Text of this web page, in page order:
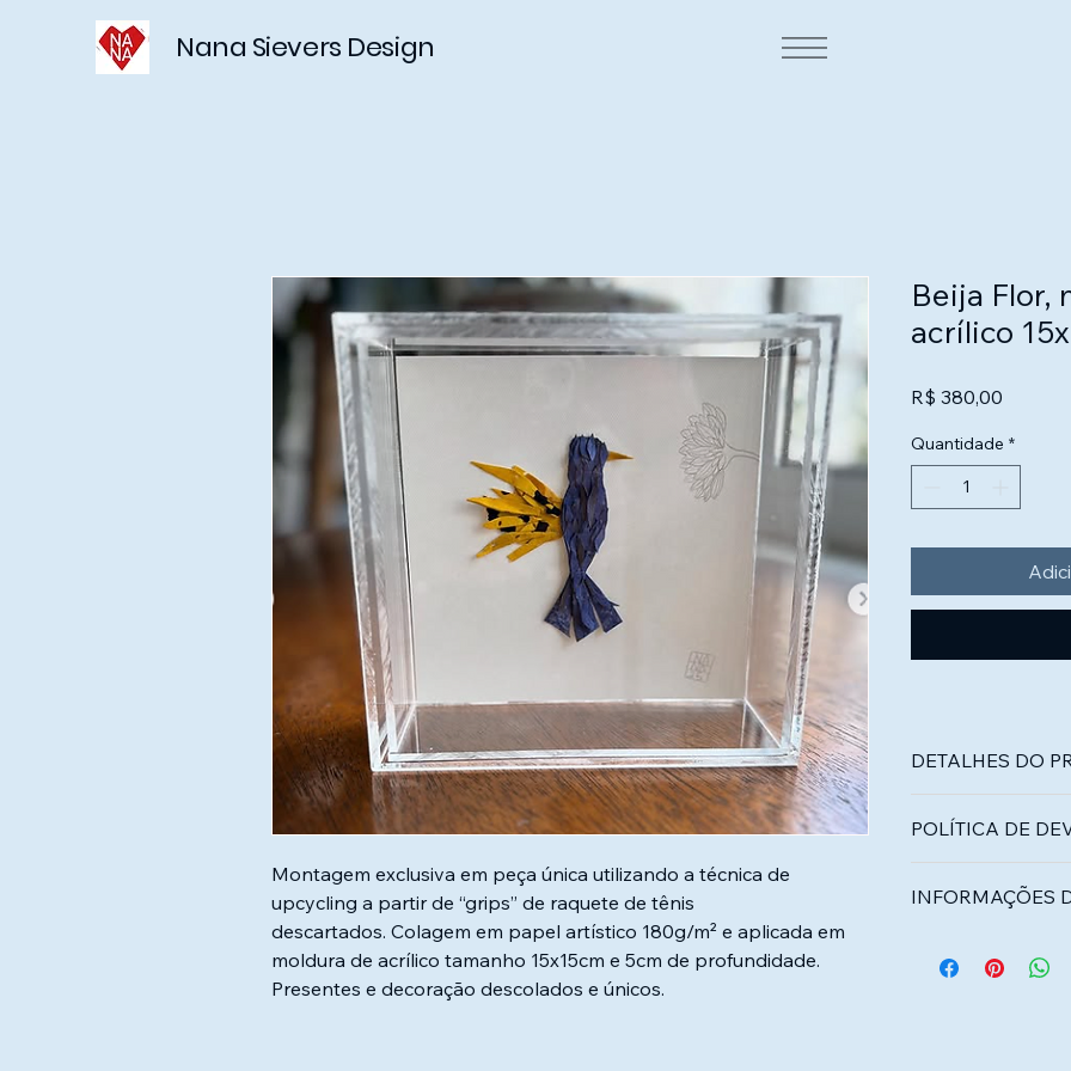
Nana Sievers Design
Montagem exclusiva em peça única utilizando a técnica de
upcycling a partir de “grips” de raquete de tênis
descartados. Colagem em papel artístico 180g/m² e aplicada em
moldura de acrílico tamanho 15x15cm e 5cm de profundidade.
Presentes e decoração descolados e únicos.
Beija Flor,
acrílico
R$ 380,00
Quantidade *
DETALHES DO
Moldura de acrílico
POLÍTICA DE
devolução, apenas
INFORMAÇÕES
para proteção.